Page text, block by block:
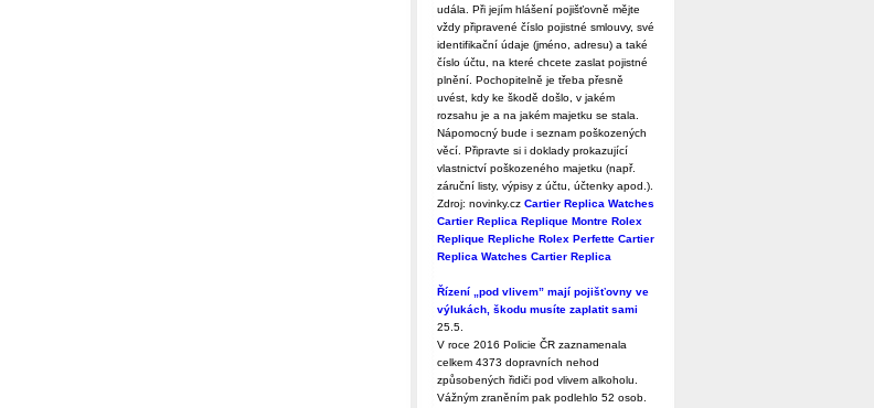
udála. Při jejím hlášení pojišťovně mějte
vždy připravené číslo pojistné smlouvy, své
identifikační údaje (jméno, adresu) a také
číslo účtu, na které chcete zaslat pojistné
plnění. Pochopitelně je třeba přesně
uvést, kdy ke škodě došlo, v jakém
rozsahu je a na jakém majetku se stala.
Nápomocný bude i seznam poškozených
věcí. Připravte si i doklady prokazující
vlastnictví poškozeného majetku (např.
záruční listy, výpisy z účtu, účtenky apod.).
Zdroj: novinky.cz Cartier Replica Watches
Cartier Replica Replique Montre Rolex
Replique Repliche Rolex Perfette Cartier
Replica Watches Cartier Replica
Řízení „pod vlivem” mají pojišťovny ve
výlukách, škodu musíte zaplatit sami
25.5.
V roce 2016 Policie ČR zaznamenala
celkem 4373 dopravních nehod
způsobených řidiči pod vlivem alkoholu.
Vážným zraněním pak podlehlo 52 osob.